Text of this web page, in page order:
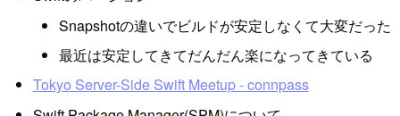
Snapshotの違いでビルドが安定しなくて大変だった
最近は安定してきてだんだん楽になってきている
Tokyo Server-Side Swift Meetup - connpass